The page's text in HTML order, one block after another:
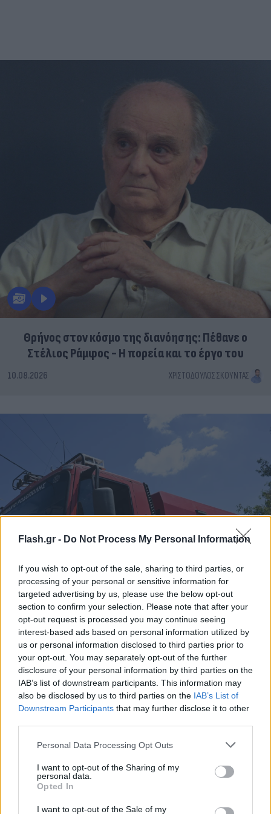
Flash.gr - Do Not Process My Personal Information
If you wish to opt-out of the sale, sharing to third parties, or
processing of your personal or sensitive information for
targeted advertising by us, please use the below opt-out
section to confirm your selection. Please note that after your
opt-out request is processed you may continue seeing
interest-based ads based on personal information utilized by
us or personal information disclosed to third parties prior to
your opt-out. You may separately opt-out of the further
disclosure of your personal information by third parties on the
IAB’s list of downstream participants. This information may
also be disclosed by us to third parties on the IAB’s List of
Downstream Participants that may further disclose it to other
Please note that this website/app uses one or more Google
not limited to your visit or usage behaviour. You may click to
grant or deny consent to Google and its third-party tags to
use your data for below specified purposes in below Google
consent section.
Personal Data Processing Opt Outs
I want to opt-out of the Sharing of my
personal data.
Opted In
I want to opt-out of the Sale of my
Θρήνος στον κόσμο της διανόησης: Πέθανε ο
Στέλιος Ράμφος - Η πορεία και το έργο του
10.08.2026 ΧΡΙΣΤΌΔΟΥΛΟΣ ΣΚΟΎΝΤΑΣ
Πολιτική Προστασία: Πολύ υψηλός κίνδυνος για
φωτιά σε 5 περιφέρειες την Τρίτη 11 Αυγούστου
10.08.2026